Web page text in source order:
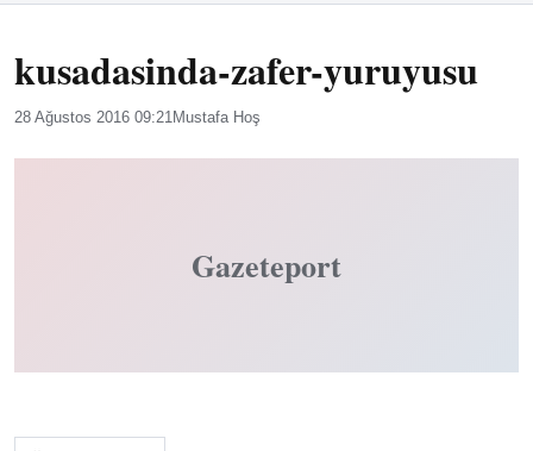
kusadasinda-zafer-yuruyusu
28 Ağustos 2016 09:21Mustafa Hoş
Gazeteport